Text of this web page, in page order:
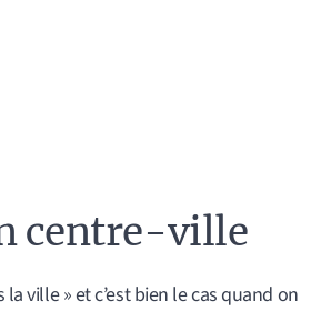
centre-ville
ville » et c’est bien le cas quand on